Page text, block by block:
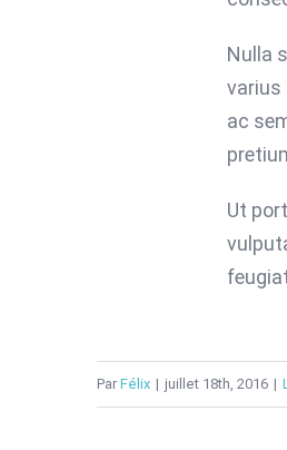
Nulla
varius
ac
Ut
Par Félix | juillet 18th, 2016 |